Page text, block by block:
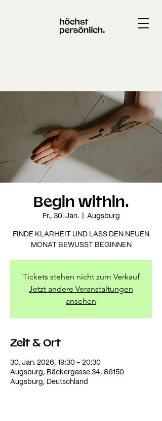
Begin within.
Fr., 30. Jan.
  |
Augsburg
FINDE KLARHEIT UND LASS DEN NEUEN
MONAT BEWUSST BEGINNEN
Tickets stehen nicht zum Verkauf
Jetzt andere Veranstaltungen
ansehen
Zeit & Ort
30. Jan. 2026, 19:30 – 20:30
Augsburg, Bäckergasse 34, 86150
Augsburg, Deutschland